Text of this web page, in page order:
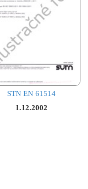
STN EN 61514
1.12.2002